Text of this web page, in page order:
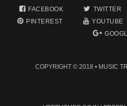
FACEBOOK TWITTER
PINTEREST
YOUTUBE
COPYRIGHT © 2018 • MUSIC